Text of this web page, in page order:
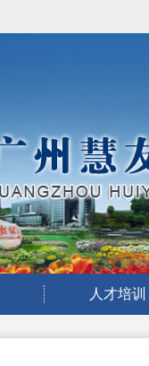
人才培训